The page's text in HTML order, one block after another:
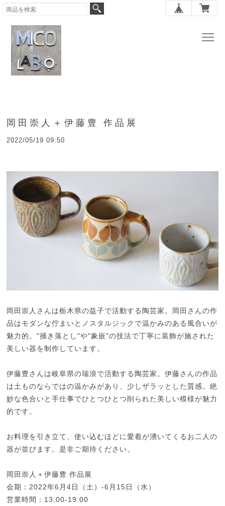
岡田崇人＋伊藤豊 作品展
2022/05/19 09:50
岡田崇人さんは栃木県の益子で活動する陶芸家。岡田さんの作
品はモダンな佇まいとノスタルジックで温かみのある風合いが
魅力的。"掻き落とし"や"象嵌"の技法で丁寧に装飾が施された
美しい器を制作しています。
伊藤豊さんは岐阜県の瑞浪で活動する陶芸家。伊藤さんの作品
は土ものならではの温かみがあり、少しザラッとした質感。絶
妙な色合いと手仕事でひとつひとつ削られた美しい模様が魅力
的です。
お料理を引き立て、使い込むほどに愛着が湧いてくるお二人の
器が並びます。是非ご期待ください。
岡田崇人＋伊藤豊 作品展
会期：2022年6月4日（土）-6月15日（水）
営業時間：13:00-19:00